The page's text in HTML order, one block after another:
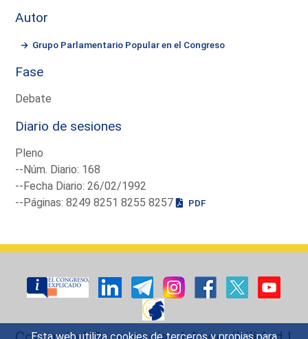
Autor
Grupo Parlamentario Popular en el Congreso
Fase
Debate
Diario de sesiones
Pleno
--Núm. Diario: 168
--Fecha Diario: 26/02/1992
--Páginas: 8249 8251 8255 8257
PDF